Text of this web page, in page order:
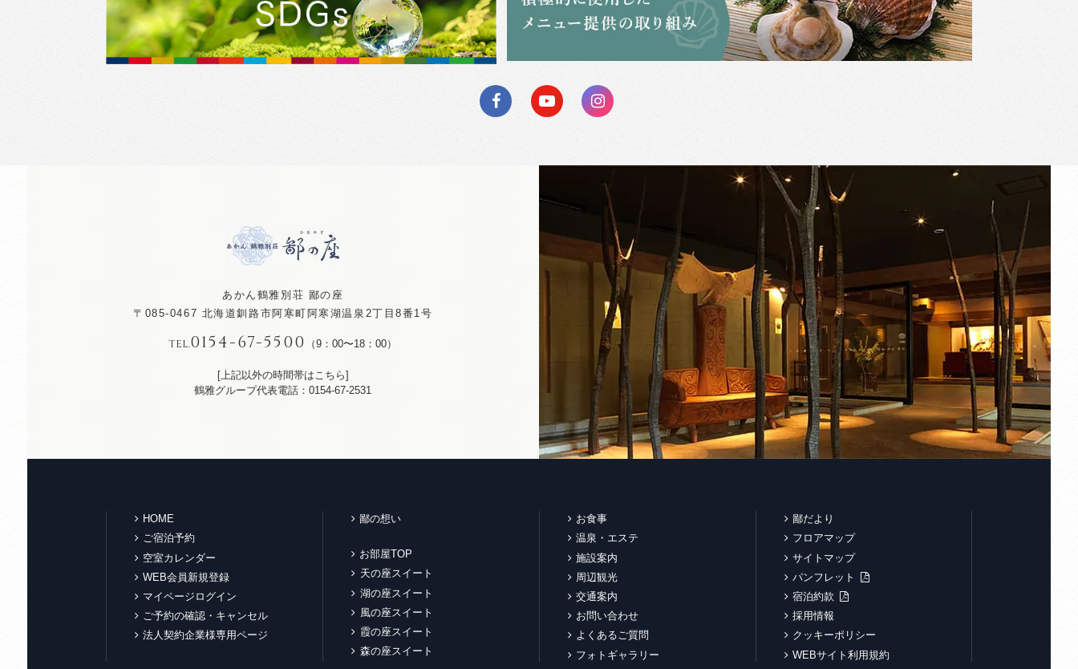
あかん鶴雅別荘 鄙の座
〒085-0467 北海道釧路市阿寒町阿寒湖温泉2丁目8番1号
TEL.0154-67-5500 （9：00〜18：00）
[上記以外の時間帯はこちら]
鶴雅グループ代表電話：0154-67-2531
HOME
ご宿泊予約
空室カレンダー
WEB会員新規登録
マイページログイン
ご予約の確認・キャンセル
法人契約企業様専用ページ
鄙の想い
お部屋TOP
天の座スイート
湖の座スイート
風の座スイート
霞の座スイート
森の座スイート
お食事
温泉・エステ
施設案内
周辺観光
交通案内
お問い合わせ
よくあるご質問
フォトギャラリー
鄙だより
フロアマップ
サイトマップ
パンフレット
宿泊約款
採用情報
クッキーポリシー
WEBサイト利用規約